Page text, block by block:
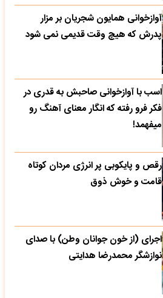
آوازخوانی همایون شجریان بر مزار
پدرش که هیچ وقت قدیمی نمی شود
اسب با آوازخوانی صاحبش به قدری در
فکر فرو رفته که انگار معنای آهنگ رو
میفهمد!
رقص و پایکوبی پر انرژی مردان کوتاه
قامت و خوش ذوق
اجرای (از خون جوانان وطن) با صدای
نوازشگر محمدرضا هدایتی